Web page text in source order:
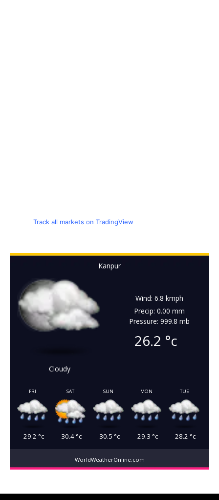
Track all markets on TradingView
Kanpur
Cloudy
Wind: 6.8 kmph
Precip: 0.00 mm
Pressure: 999.8 mb
26.2 °c
FRI
29.2 °c
SAT
30.4 °c
SUN
30.5 °c
MON
29.3 °c
TUE
28.2 °c
WorldWeatherOnline.com